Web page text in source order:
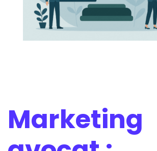
Marketing